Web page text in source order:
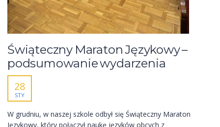
Świąteczny Maraton Językowy –
podsumowanie wydarzenia
28
STY
W grudniu, w naszej szkole odbył się Świąteczny Maraton
Językowy, który połączył naukę języków obcych z